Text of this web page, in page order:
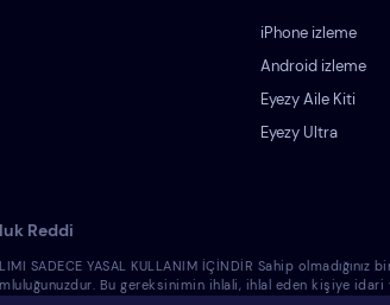
iPhone izleme
Android izleme
Eyezy Aile Kiti
Eyezy Ultra
Reddi
SADECE YASAL KULLANIM İÇİNDİR Sahip
Bu gereksinimin ihlali, ihlal eden kişiye idari